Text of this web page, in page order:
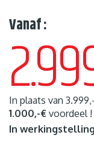
Vanaf :
In plaats van
1.000,-€ voordeel !
In